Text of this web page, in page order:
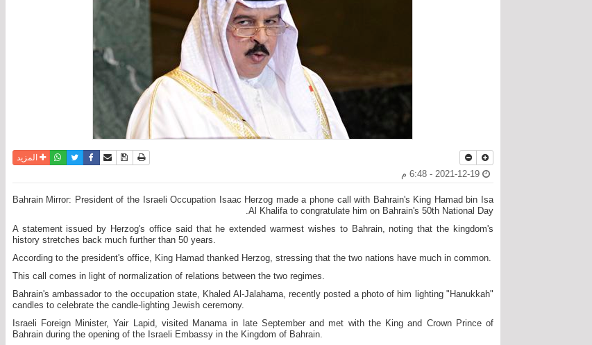
نسخة للطباعة
حفظ الموضوع
أرسل الى صديق
فيسبوكتويترواتسابالمزيد
Bahrain Mirror: President of the Israeli Occupation Isaac Herzog made a phone call with Bahrain's King Hamad bin Isa
Al Khalifa to congratulate him on Bahrain's 50th National Day.
A statement issued by Herzog's office said that he extended warmest wishes to Bahrain, noting that the kingdom's
history stretches back much further than 50 years.
According to the president's office, King Hamad thanked Herzog, stressing that the two nations have much in common.
This call comes in light of normalization of relations between the two regimes.
Bahrain's ambassador to the occupation state, Khaled Al-Jalahama, recently posted a photo of him lighting "Hanukkah"
candles to celebrate the candle-lighting Jewish ceremony.
Israeli Foreign Minister, Yair Lapid, visited Manama in late September and met with the King and Crown Prince of
Bahrain during the opening of the Israeli Embassy in the Kingdom of Bahrain.